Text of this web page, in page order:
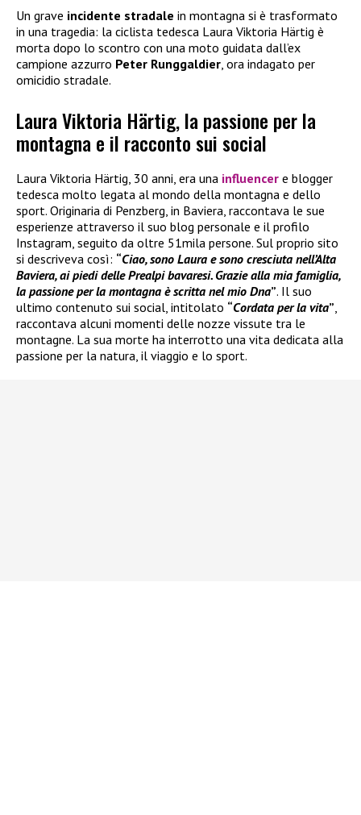
Un grave incidente stradale in montagna si è trasformato
in una tragedia: la ciclista tedesca Laura Viktoria Härtig è
morta dopo lo scontro con una moto guidata dall’ex
campione azzurro Peter Runggaldier , ora indagato per
omicidio stradale.
Laura Viktoria Härtig, la passione per la
montagna e il racconto sui social
Laura Viktoria Härtig, 30 anni, era una influencer e blogger
tedesca molto legata al mondo della montagna e dello
sport. Originaria di Penzberg, in Baviera, raccontava le sue
esperienze attraverso il suo blog personale e il profilo
Instagram, seguito da oltre 51mila persone. Sul proprio sito
si descriveva così: “Ciao, sono Laura e sono cresciuta nell’Alta
Baviera, ai piedi delle Prealpi bavaresi. Grazie alla mia famiglia,
la passione per la montagna è scritta nel mio Dna”. Il suo
ultimo contenuto sui social, intitolato “Cordata per la vita”,
raccontava alcuni momenti delle nozze vissute tra le
montagne. La sua morte ha interrotto una vita dedicata alla
passione per la natura, il viaggio e lo sport.